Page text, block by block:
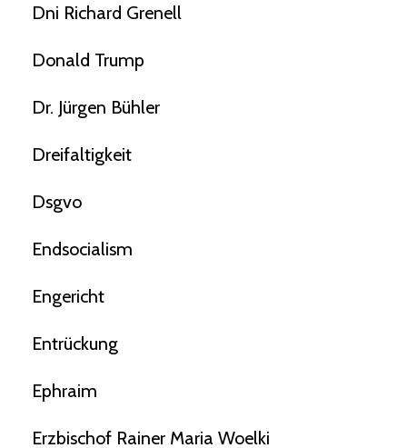
Dni Richard Grenell
Donald Trump
Dr. Jürgen Bühler
Dreifaltigkeit
Dsgvo
Endsocialism
Engericht
Entrückung
Ephraim
Erzbischof Rainer Maria Woelki